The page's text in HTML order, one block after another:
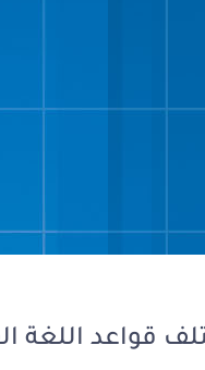
قواعد اللغة